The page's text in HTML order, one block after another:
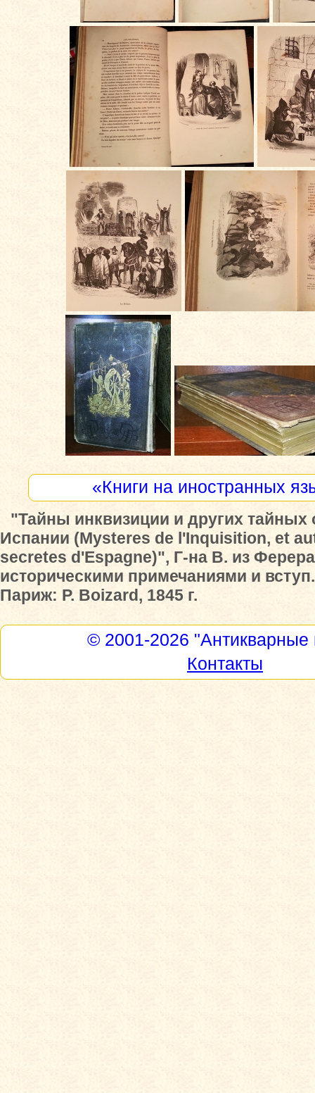
«Книги на иностранных
"Тайны инквизиции и других тайных
Испании (Mysteres de l'Inquisition, et
secretes d'Espagne)", Г-на В. из
историческими примечаниями и
Париж: P. Boizard, 1845 г.
© 2001-2026 "Антикварные
Контакты